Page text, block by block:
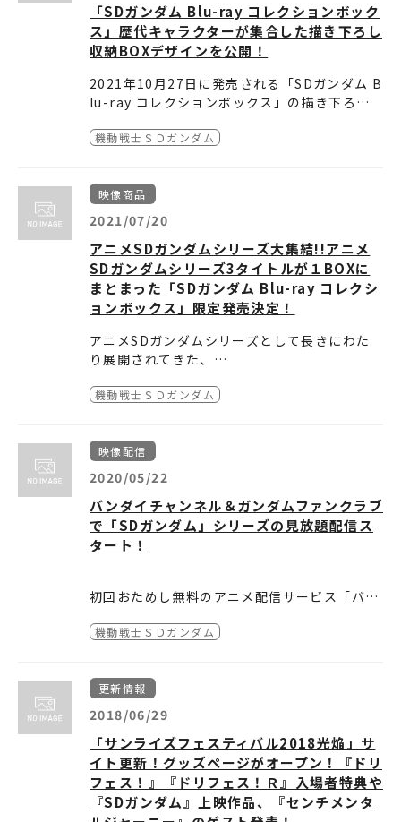
「SDガンダム Blu-ray コレクションボック
ス」歴代キャラクターが集合した描き下ろし
収納BOXデザインを公開！
2021年10月27日に発売される「SDガンダム B
lu-ray コレクションボックス」の描き下ろしB
・BOXデザインを公開
詳細は『機動戦士SDガンダム』
覧ください。
機動戦士ＳＤガンダム
映像商品
2021/07/20
アニメSDガンダムシリーズ大集結!!アニメ
SDガンダムシリーズ3タイトルが１BOXに
まとまった「SDガンダム Blu-ray コレクシ
ョンボックス」限定発売決定！
アニメSDガンダムシリーズとして長きにわた
り展開されてきた、
＋劇場用アニメ3本）
『ガンダム三国伝 BraveBattleWarriors』
（TVシリーズ全51話＋劇場用アニメ1本）
3タイトルを１BOXに全て収録したSDガンダ
ムファン必見のBlu-ray コレクションボックス
がA-on STORE、プレミアムバンダイ限定で発
売決定！
機動戦士ＳＤガンダム
映像配信
2020/05/22
バンダイチャンネル＆ガンダムファンクラブ
で「SDガンダム」シリーズの見放題配信ス
タート！
初回おためし無料のアニメ配信サービス「バン
「ガンダムファンクラブ（GFC）」では、本日
『SDガンダム外伝』『SD戦国伝』『武者・騎
ズ』の6タイトル全20エピソード。
⇒バンダイチャンネル「SDガンダム」シリー
⇒ガンダムファンクラブ「SDガンダムシリー
ズ配信開始のお知らせ」
機動戦士ＳＤガンダム
更新情報
2018/06/29
「サンライズフェスティバル2018光焔」サ
イト更新！グッズページがオープン！『ドリ
フェス！』『ドリフェス！Ｒ』入場者特典や
『SDガンダム』上映作品、『センチメンタ